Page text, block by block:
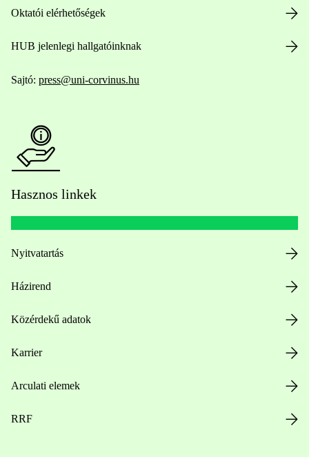
Oktatói elérhetőségek
HUB jelenlegi hallgatóinknak
Sajtó: press@uni-corvinus.hu
Hasznos linkek
Nyitvatartás
Házirend
Közérdekű adatok
Karrier
Arculati elemek
RRF